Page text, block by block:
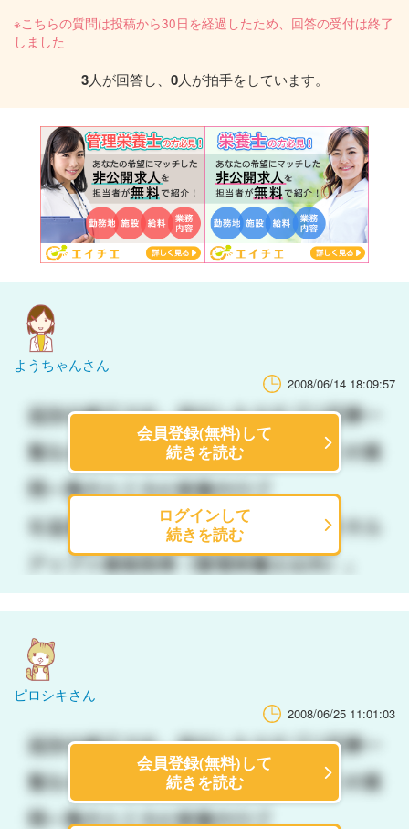
※こちらの質問は投稿から30日を経過したため、回答の受付は終了
しました
3人が回答し、 0人が拍手をしています。
ようちゃんさん
2008/06/14 18:09:57
会員登録(無料)して
続きを読む
ログインして
続きを読む
ピロシキさん
2008/06/25 11:01:03
会員登録(無料)して
続きを読む